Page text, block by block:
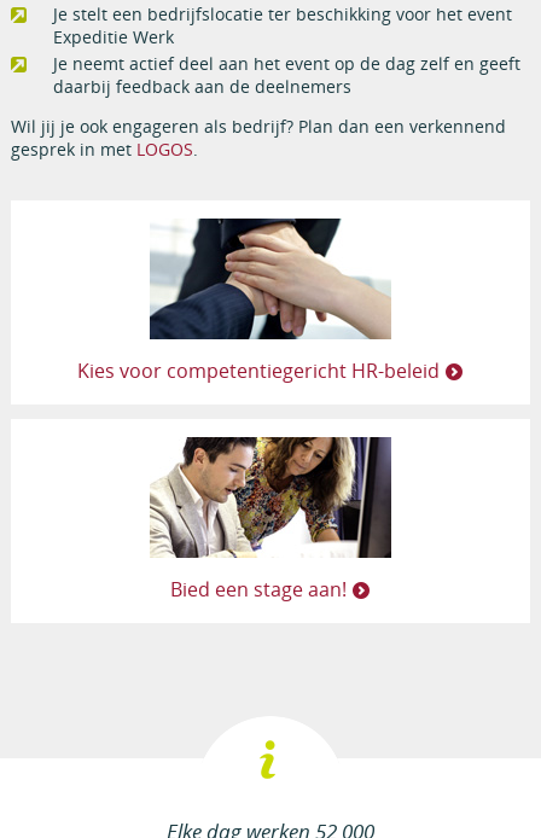
Je stelt een bedrijfslocatie ter beschikking voor het event
Expeditie Werk
Je neemt actief deel aan het event op de dag zelf en geeft
daarbij feedback aan de deelnemers
Wil jij je ook engageren als bedrijf? Plan dan een verkennend
gesprek in met LOGOS
Kies voor competentiegericht HR-beleid
Bied een stage aan!
Elke dag werken 52 000